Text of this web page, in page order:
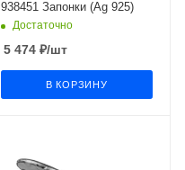
938451 Запонки (Ag 925)
Достаточно
5 474₽/шт
В КОРЗИНУ